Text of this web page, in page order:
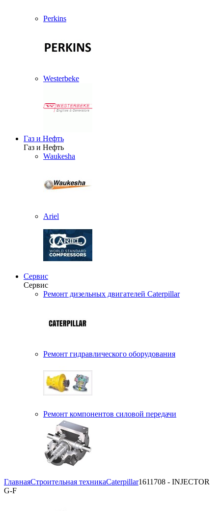
Perkins
Westerbeke
Газ и Нефть
Газ и Нефть
Waukesha
Ariel
Сервис
Сервис
Ремонт дизельных двигателей Caterpillar
Ремонт гидравлического оборудования
Ремонт компонентов силовой передачи
ГлавнаяСтроительная техникаCaterpillar1611708 - INJECTOR
G-F